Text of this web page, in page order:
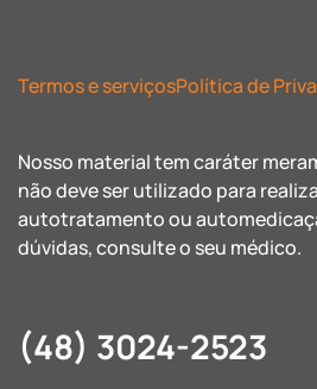
Termos e serviçosPolítica de
Nosso material tem caráter
não deve ser utilizado para
autotratamento ou
dúvidas, consulte o seu médico.
(48) 3024-2523